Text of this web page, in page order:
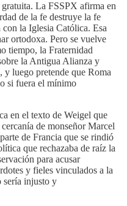
La FSSPX afirma en
de la fe destruye la fe
la Iglesia Católica. Esa
ortodoxa. Pero se vuelve
tiempo, la Fraternidad
la Antigua Alianza y
y luego pretende que Roma
si fuera el mínimo
en el texto de Weigel que
de monseñor Marcel
de Francia que se rindió
que rechazaba de raíz la
para acusar
y fieles vinculados a la
sería injusto y